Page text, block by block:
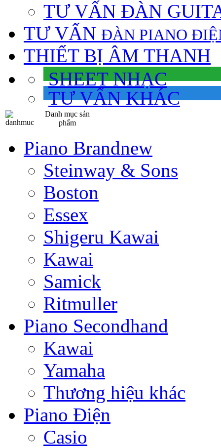
TƯ VẤN ÐÀN
TƯ VẤN ÐÀN PIANO
THIẾT BỊ ÂM THANH
SHEET NHẠC
TƯ VẤN KHÁC
Danh mục sản
phẩm
Piano Brandnew
Steinway & Sons
Boston
Essex
Shigeru Kawai
Kawai
Samick
Ritmuller
Piano Secondhand
Kawai
Yamaha
Thương hiệu khác
Piano Điện
Casio